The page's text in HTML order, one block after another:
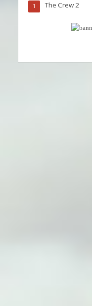
The Crew 2
1